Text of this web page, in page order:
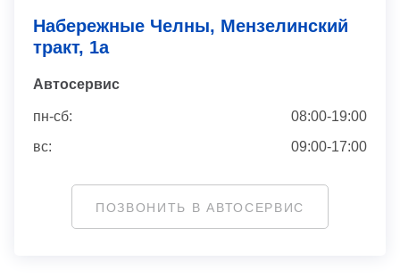
Набережные Челны, Мензелинский
тракт, 1а
Автосервис
пн-сб:
08:00-19:00
вс:
09:00-17:00
ПОЗВОНИТЬ В АВТОСЕРВИС